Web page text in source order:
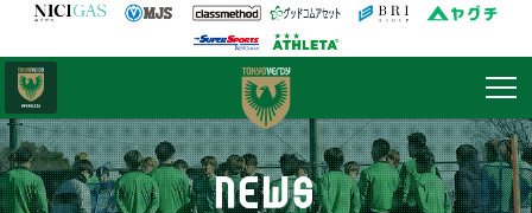
NEWS